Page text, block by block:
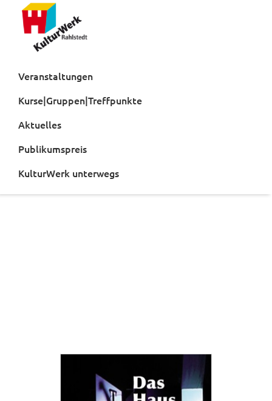
Hauptnavigation
springen
Inhalt
springen
Rahlstedt
Veranstaltungen
Kurse|Gruppen|Treffpunkte
Aktuelles
Publikumspreis
KulturWerk unterwegs